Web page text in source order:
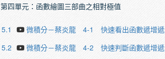
第四單元：函數繪圖三部曲之相對極值
5.1
微積分－蔡炎龍 4-1 快速看出函數遞增遞
5.2
微積分－蔡炎龍 4-2 快速判斷函數遞增遞